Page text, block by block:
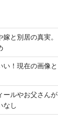
と別居の真実。
い！現在の画像と
ールやお父さんが
なし